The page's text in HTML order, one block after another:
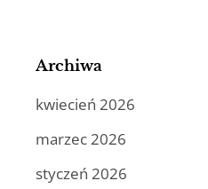
Archiwa
kwiecień 2026
marzec 2026
styczeń 2026